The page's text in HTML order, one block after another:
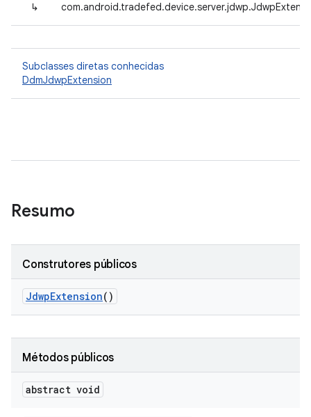
↳
Subclasses diretas conhecidas
DdmJdwpExtension
Resumo
Construtores públicos
JdwpExtension()
Métodos públicos
abstract void